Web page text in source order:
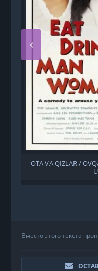
OTA VA QIZLAR /
Вместо этого текста